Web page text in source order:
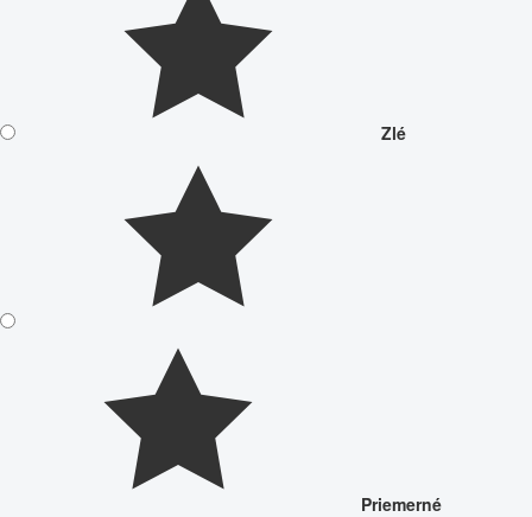
Zlé
Priemerné